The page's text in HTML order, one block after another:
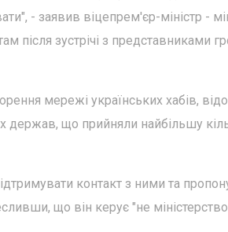
- заявив віцепрем'єр-міністр -
після зустрічі з представниками
мережі українських хабів,
держав, що прийняли найбільшу
контакт з ними та
що він керує "не